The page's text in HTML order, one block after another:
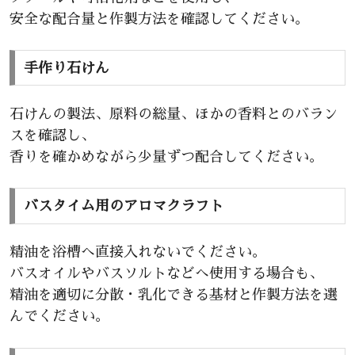
安全な配合量と作製方法を確認してください。
手作り石けん
石けんの製法、原料の総量、ほかの香料とのバラン
スを確認し、
香りを確かめながら少量ずつ配合してください。
バスタイム用のアロマクラフト
精油を浴槽へ直接入れないでください。
バスオイルやバスソルトなどへ使用する場合も、
精油を適切に分散・乳化できる基材と作製方法を選
んでください。